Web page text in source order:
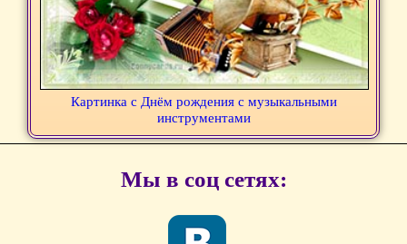
Картинка с Днём рождения с музыкальными
инструментами
Мы в соц сетях: